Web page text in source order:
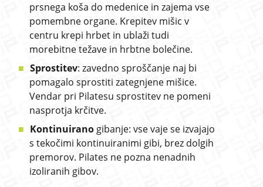
prsnega koša do medenice in zajema vse
pomembne organe. Krepitev mišic v
centru krepi hrbet in ublaži tudi
morebitne težave in hrbtne bolečine.
Sprostitev: zavedno sproščanje naj bi
pomagalo sprostiti zategnjene mišice.
Vendar pri Pilatesu sprostitev ne pomeni
nasprotja krčitve.
Kontinuirano gibanje: vse vaje se izvajajo
s tekočimi kontinuiranimi gibi, brez dolgih
premorov. Pilates ne pozna nenadnih
izoliranih gibov.